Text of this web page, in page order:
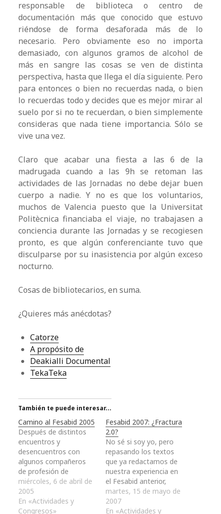
responsable de biblioteca o centro de
documentación más que conocido que estuvo
riéndose de forma desaforada más de lo
necesario. Pero obviamente eso no importa
demasiado, con algunos gramos de alcohol de
más en sangre las cosas se ven de distinta
perspectiva, hasta que llega el día siguiente. Pero
para entonces o bien no recuerdas nada, o bien
lo recuerdas todo y decides que es mejor mirar al
suelo por si no te recuerdan, o bien simplemente
consideras que nada tiene importancia. Sólo se
vive una vez.
Claro que acabar una fiesta a las 6 de la
madrugada cuando a las 9h se retoman las
actividades de las Jornadas no debe dejar buen
cuerpo a nadie. Y no es que los voluntarios,
muchos de Valencia puesto que la Universitat
Politècnica financiaba el viaje, no trabajasen a
conciencia durante las Jornadas y se recogiesen
pronto, es que algún conferenciante tuvo que
disculparse por su inasistencia por algún exceso
nocturno.
Cosas de bibliotecarios, en suma.
¿Quieres más anécdotas?
Catorze
A propósito de
Deakialli Documental
TekaTeka
También te puede interesar...
Camino al Fesabid 2005
Después de distintos
encuentros y
desencuentros con
algunos compañeros
de profesión de
Valencia para acudir
juntos al congreso, de
pedir permisos en el
trabajo y descontar
miércoles, 6 de abril de
2005
En «Actividades y
Congresos»
Fesabid 2007: ¿Fractura
2.0?
No sé si soy yo, pero
repasando los textos
que ya redactamos de
nuestra experiencia en
el Fesabid anterior,
parece que lo que ya
dijimos entonces
podría ser
martes, 15 de mayo de
2007
En «Actividades y